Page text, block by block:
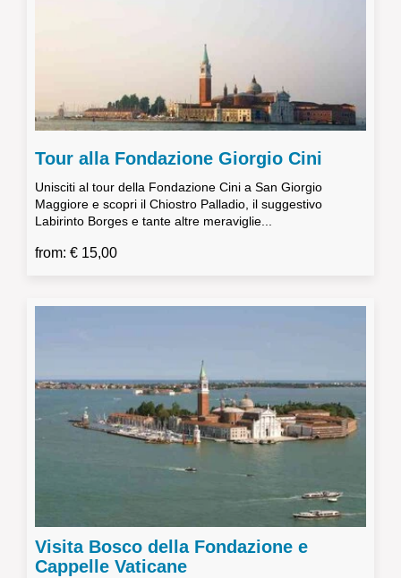
Tour alla Fondazione Giorgio Cini
Unisciti al tour della Fondazione Cini a San Giorgio
Maggiore e scopri il Chiostro Palladio, il suggestivo
Labirinto Borges e tante altre meraviglie...
from: € 15,00
Visita Bosco della Fondazione e
Cappelle Vaticane